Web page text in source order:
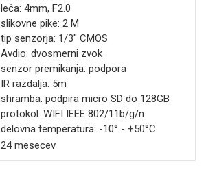
leča: 4mm, F2.0
slikovne pike: 2 M
tip senzorja: 1/3" CMOS
Avdio: dvosmerni zvok
senzor premikanja: podpora
IR razdalja: 5m
shramba: podpira micro SD do 128GB
protokol: WIFI IEEE 802/11b/g/n
delovna temperatura: -10° - +50°C
24 mesecev